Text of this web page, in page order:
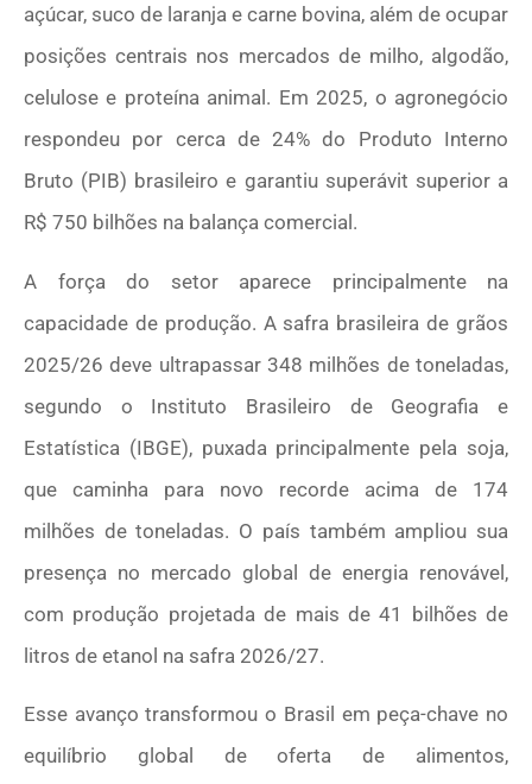
açúcar, suco de laranja e carne bovina, além de ocupar
posições centrais nos mercados de milho, algodão,
celulose e proteína animal. Em 2025, o agronegócio
respondeu por cerca de 24% do Produto Interno
Bruto (PIB) brasileiro e garantiu superávit superior a
R$ 750 bilhões na balança comercial.
A força do setor aparece principalmente na
capacidade de produção. A safra brasileira de grãos
2025/26 deve ultrapassar 348 milhões de toneladas,
segundo o Instituto Brasileiro de Geografia e
Estatística (IBGE), puxada principalmente pela soja,
que caminha para novo recorde acima de 174
milhões de toneladas. O país também ampliou sua
presença no mercado global de energia renovável,
com produção projetada de mais de 41 bilhões de
litros de etanol na safra 2026/27.
Esse avanço transformou o Brasil em peça-chave no
equilíbrio global de oferta de alimentos,